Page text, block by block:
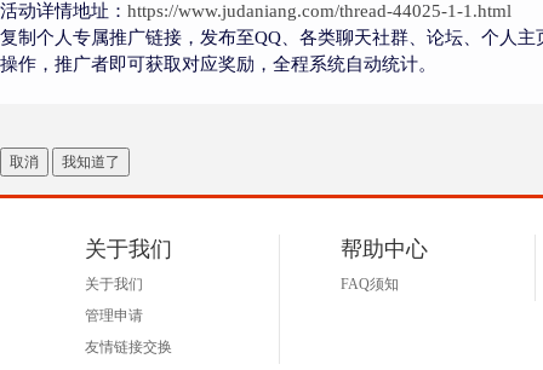
活动详情地址： https://www.judaniang.com/thread-44025-1-1.html
复制个人专属推广链接，发布至QQ、各类聊天社群、论坛、个人
操作，推广者即可获取对应奖励，全程系统自动统计。
取消 我知道了
关于我们
关于我们
管理申请
友情链接交换
帮助中心
FAQ须知